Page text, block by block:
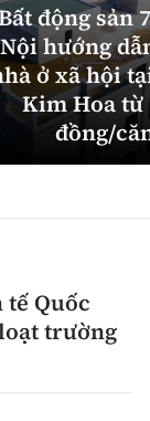
động sản
Nội hướng
ở xã hội
Kim Hoa từ
đồng/
Quốc
trường